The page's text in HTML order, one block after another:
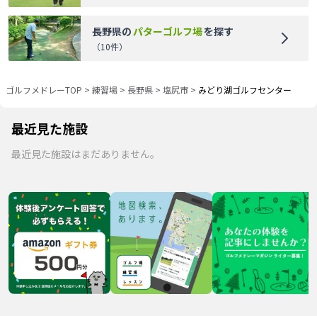
長野県のパターゴルフ場を探す
（10件）
ゴルフメドレーTOP > 練習場 > 長野県 > 塩尻市 > みどり湖ゴルフセンター
最近見た施設
最近見た施設はまだありません。